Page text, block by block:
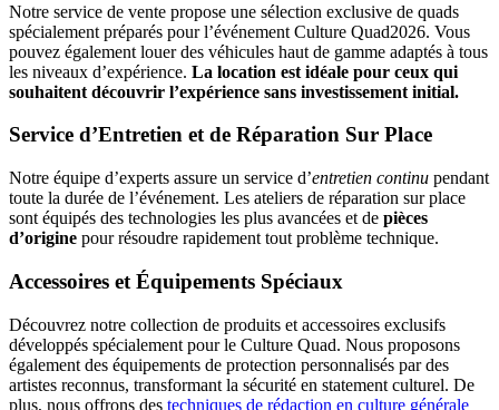
Notre service de vente propose une sélection exclusive de quads
spécialement préparés pour l’événement Culture Quad2026. Vous
pouvez également louer des véhicules haut de gamme adaptés à tous
les niveaux d’expérience. La location est idéale pour ceux qui
souhaitent découvrir l’expérience sans investissement initial.
Service d’Entretien et de Réparation Sur Place
Notre équipe d’experts assure un service d’entretien continu pendant
toute la durée de l’événement. Les ateliers de réparation sur place
sont équipés des technologies les plus avancées et de pièces
d’origine pour résoudre rapidement tout problème technique.
Accessoires et Équipements Spéciaux
Découvrez notre collection de produits et accessoires exclusifs
développés spécialement pour le Culture Quad. Nous proposons
également des équipements de protection personnalisés par des
artistes reconnus, transformant la sécurité en statement culturel. De
plus, nous offrons des techniques de rédaction en culture générale